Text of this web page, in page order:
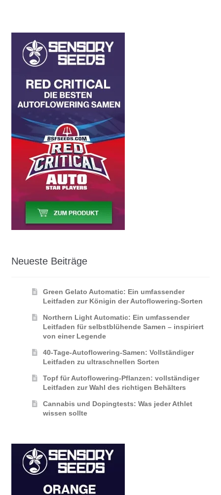
Neueste Beiträge
Green Gelato Automatic: Ein umfassender
Leitfaden zur Königin der Autoflowering‑Sorten
Northern Light Automatic: Ein umfassender
Leitfaden für selbstblühende Samen – inspiriert
von einer Legende
40-Tage-Autoflowering-Samen: Vollständiger
Leitfaden zu ultraschnellen Sorten
Topf für Autoflowering-Pflanzen: vollständiger
Leitfaden zur Wahl des richtigen Behälters
Cannabis und Dopingtests: Was jeder Athlet
wissen sollte